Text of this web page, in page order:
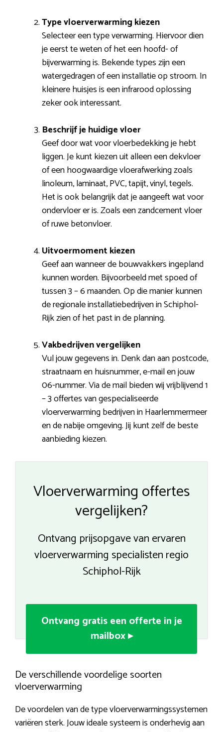
Type vloerverwarming kiezen
Selecteer een type verwarming. Hiervoor dien
je eerst te weten of het een hoofd- of
bijverwarming is. Bekende types zijn een
watergedragen of een installatie op stroom. In
kleinere huisjes is een infrarood oplossing
zeker ook interessant.
Beschrijf je huidige vloer
Geef door wat voor vloerbedekking je hebt
liggen. Je kunt kiezen uit alleen een dekvloer
of een hoogwaardige vloerafwerking zoals
linoleum, laminaat, PVC, tapijt, vinyl, tegels.
Het is ook belangrijk dat je aangeeft wat voor
ondervloer er is. Zoals een zandcement vloer
of ruwe betonvloer.
Uitvoermoment kiezen
Geef aan wanneer de bouwvakkers ingepland
kunnen worden. Bijvoorbeeld met spoed of
tussen 3 – 6 maanden. Op die manier kunnen
de regionale installatiebedrijven in Schiphol-
Rijk zien of het past in de planning.
Vakbedrijven vergelijken
Vul jouw gegevens in. Denk dan aan postcode,
straatnaam en huisnummer, e-mail en jouw
06-nummer. Via de mail bieden wij vrijblijvend 1
– 3 offertes van gespecialiseerde
vloerverwarming bedrijven in Haarlemmermeer
en de nabije omgeving. Jij kunt zelf de beste
aanbieding kiezen.
Vloerverwarming offertes
vergelijken?
Ontvang prijsopgave van ervaren
vloerverwarming specialisten regio
Schiphol-Rijk
Ontvang gratis een offerte in je
mailbox ▸
De verschillende voordelige soorten
vloerverwarming
De voordelen van de type vloerverwarmingssystemen
variëren sterk. Jouw ideale systeem is onderhevig aan